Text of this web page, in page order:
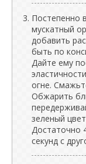
Постепенно
мускатный
добавить
быть по
Дайте ему
огне.
Обжарить
зеленый
Достаточно
секунд с